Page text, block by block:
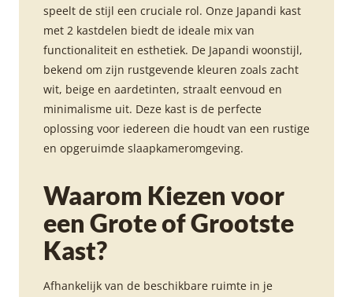
speelt de stijl een cruciale rol. Onze Japandi kast
met 2 kastdelen biedt de ideale mix van
functionaliteit en esthetiek. De Japandi woonstijl,
bekend om zijn rustgevende kleuren zoals zacht
wit, beige en aardetinten, straalt eenvoud en
minimalisme uit. Deze kast is de perfecte
oplossing voor iedereen die houdt van een rustige
en opgeruimde slaapkameromgeving.
Waarom Kiezen voor
een Grote of Grootste
Kast?
Afhankelijk van de beschikbare ruimte in je